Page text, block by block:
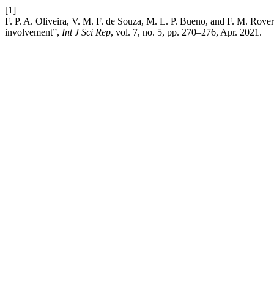
[1]
F. P. A. Oliveira, V. M. F. de Souza, M. L. P. Bueno, and F. M.
involvement”, Int J Sci Rep, vol. 7, no. 5, pp. 270–276, Apr. 2021.